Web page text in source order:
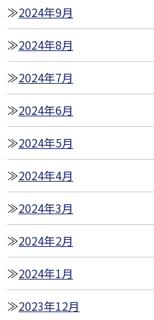
2024年9月
2024年8月
2024年7月
2024年6月
2024年5月
2024年4月
2024年3月
2024年2月
2024年1月
2023年12月